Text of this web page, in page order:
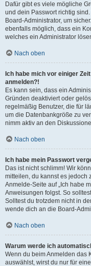
Dafür gibt es viele mögliche
und dein Passwort richtig
Board-Administrator, um
ebenfalls möglich, dass ein
welches ein Administrator
Nach oben
Ich habe mich vor einiger
anmelden?!
Es kann sein, dass ein
Gründen deaktiviert oder
regelmäßig Benutzer, die für
um die Datenbankgröße zu
nimm aktiv an den
Nach oben
Ich habe mein Passwort
Das ist nicht schlimm! Wir
mitteilen, du kannst es jedoch
Anmelde-Seite auf „Ich habe
Anweisungen folgst. So
Solltest du trotzdem nicht in
wende dich an die Board-
Nach oben
Warum werde ich
Wenn du beim Anmelden das
auswählst, wirst du nur für